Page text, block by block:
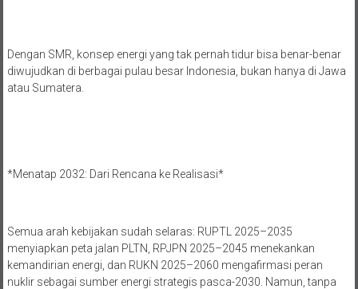
Dengan SMR, konsep energi yang tak pernah tidur bisa benar-benar
diwujudkan di berbagai pulau besar Indonesia, bukan hanya di Jawa
atau Sumatera.
*Menatap 2032: Dari Rencana ke Realisasi*
Semua arah kebijakan sudah selaras: RUPTL 2025–2035
menyiapkan peta jalan PLTN, RPJPN 2025–2045 menekankan
kemandirian energi, dan RUKN 2025–2060 mengafirmasi peran
nuklir sebagai sumber energi strategis pasca-2030. Namun, tanpa